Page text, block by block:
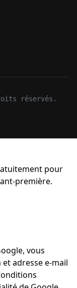
réservés.
pour
première.
vous
adresse e-mail